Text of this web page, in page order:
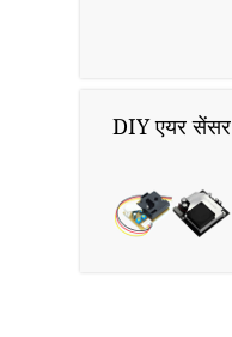
DIY एयर सेंसर